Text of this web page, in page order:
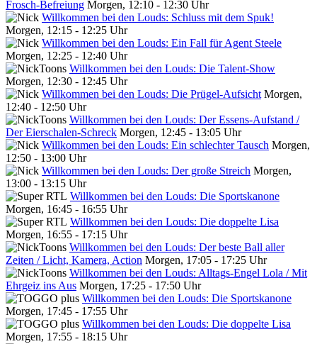
Frosch-Befreiung Morgen, 12:10 - 12:30 Uhr
Willkommen bei den Louds: Schluss mit dem Spuk!
Morgen, 12:15 - 12:25 Uhr
Willkommen bei den Louds: Ein Fall für Agent Steele
Morgen, 12:25 - 12:40 Uhr
Willkommen bei den Louds: Die Talent-Show
Morgen, 12:30 - 12:45 Uhr
Willkommen bei den Louds: Die Prügel-Aufsicht Morgen,
12:40 - 12:50 Uhr
Willkommen bei den Louds: Der Essens-Aufstand /
Der Eierschalen-Schreck Morgen, 12:45 - 13:05 Uhr
Willkommen bei den Louds: Ein schlechter Tausch Morgen,
12:50 - 13:00 Uhr
Willkommen bei den Louds: Der große Streich Morgen,
13:00 - 13:15 Uhr
Willkommen bei den Louds: Die Sportskanone
Morgen, 16:45 - 16:55 Uhr
Willkommen bei den Louds: Die doppelte Lisa
Morgen, 16:55 - 17:15 Uhr
Willkommen bei den Louds: Der beste Ball aller
Zeiten / Licht, Kamera, Action Morgen, 17:05 - 17:25 Uhr
Willkommen bei den Louds: Alltags-Engel Lola / Mit
Ehrgeiz ins Aus Morgen, 17:25 - 17:50 Uhr
Willkommen bei den Louds: Die Sportskanone
Morgen, 17:45 - 17:55 Uhr
Willkommen bei den Louds: Die doppelte Lisa
Morgen, 17:55 - 18:15 Uhr